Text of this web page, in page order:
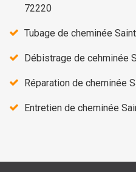
72220
Tubage de cheminée
Débistrage de cehminée
Réparation de cheminée
Entretien de cheminée